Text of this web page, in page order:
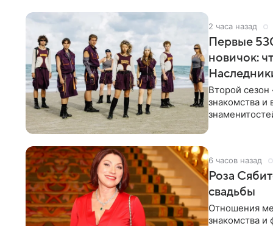
2 часа назад
Первые
новичок:
Второй сезон
знакомства и
6 часов назад
Роза
свадьбы
Отношения
знакомства